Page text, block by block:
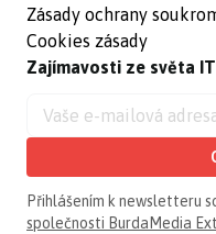
Zásady ochrany
Cookies zásady
Zajímavosti ze světa
Přihlášením k newsletteru
společnosti BurdaMedia